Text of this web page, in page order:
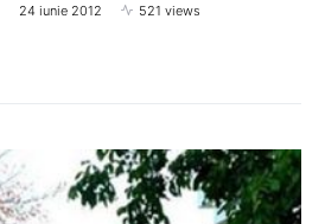
24 iunie 2012
521 views